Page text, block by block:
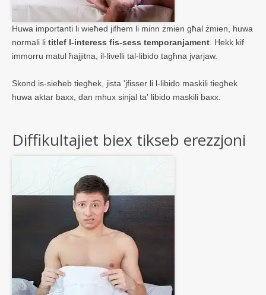
Huwa importanti li wieħed jifhem li minn żmien għal żmien, huwa
normali li titlef l-interess fis-sess temporanjament . Hekk kif
immorru matul ħajjitna, il-livelli tal-libido tagħna jvarjaw.
Skond is-sieħeb tiegħek, jista 'jfisser li l-libido maskili tiegħek
huwa aktar baxx, dan mhux sinjal ta' libido maskili baxx.
Diffikultajiet biex tikseb erezzjoni